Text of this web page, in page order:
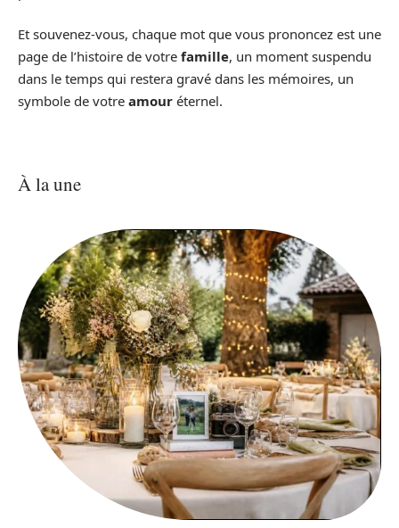
Et souvenez-vous, chaque mot que vous prononcez est une
page de l’histoire de votre famille, un moment suspendu
dans le temps qui restera gravé dans les mémoires, un
symbole de votre amour éternel.
À la une